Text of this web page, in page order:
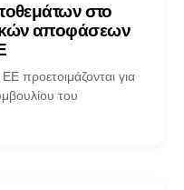
στο
αποφάσεων
προετοιμάζονται για
του